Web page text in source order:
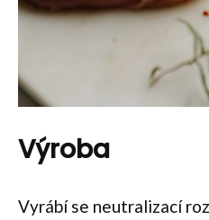
Výroba
Vyrábí se neutralizací